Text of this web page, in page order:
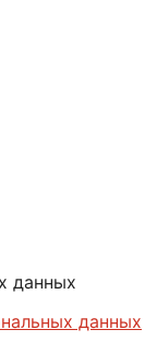
данных
данных